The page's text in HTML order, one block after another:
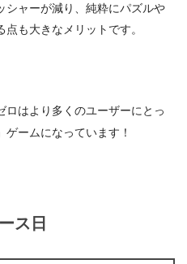
シャーが減り、純粋にパズルや
も大きなメリットです。
ロはより多くのユーザーにとっ
ームになっています！
ス日